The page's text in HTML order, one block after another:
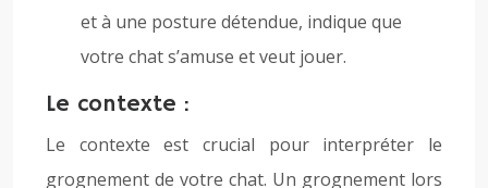
et à une posture détendue, indique que
votre chat s’amuse et veut jouer.
Le contexte :
Le contexte est crucial pour interpréter le
grognement de votre chat. Un grognement lors